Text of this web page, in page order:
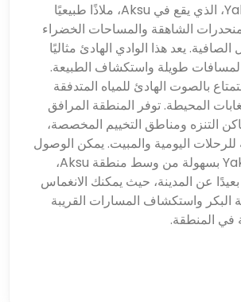
يعد Yaka Canyon، الذي يقع في Aksu، ملاذًا طبيعيًا
الشاهقة والمساحات الخضراء
يعد هذا الوادي الهادئ مثاليًا
لمسافات طويلة واستكشاف الطبيعة.
بالصوت الهادئ للمياه المتدفقة
المحيطة. توفر المنطقة المرافق
التنزه ومناطق التخييم المخصصة،
للرحلات اليومية والمبيت. يمكن الوصول
إلى Yaka Canyon بسهولة من وسط منطقة Aksu،
بعيدًا عن المدينة، حيث يمكنك الانغماس
البكر واستكشاف المسارات القريبة
في المنطقة.